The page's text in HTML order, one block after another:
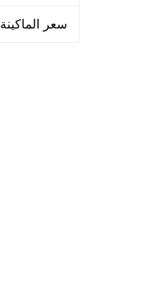
سعر الماكينة